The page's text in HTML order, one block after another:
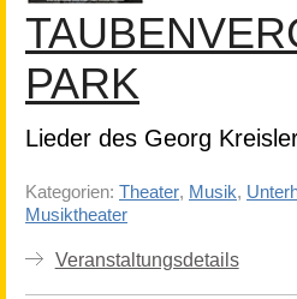
PARK
Lieder des Georg
Kategorien: Theater, Musik,
Musiktheater
Veranstaltungsdetails